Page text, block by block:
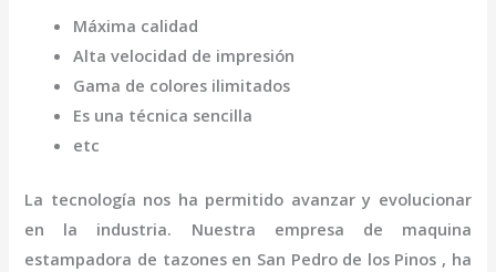
Máxima calidad
Alta velocidad de impresión
Gama de colores ilimitados
Es una técnica sencilla
etc
La tecnología nos ha permitido avanzar y evolucionar
en la industria. Nuestra empresa de maquina
estampadora de tazonesen San Pedro de los Pinos , ha